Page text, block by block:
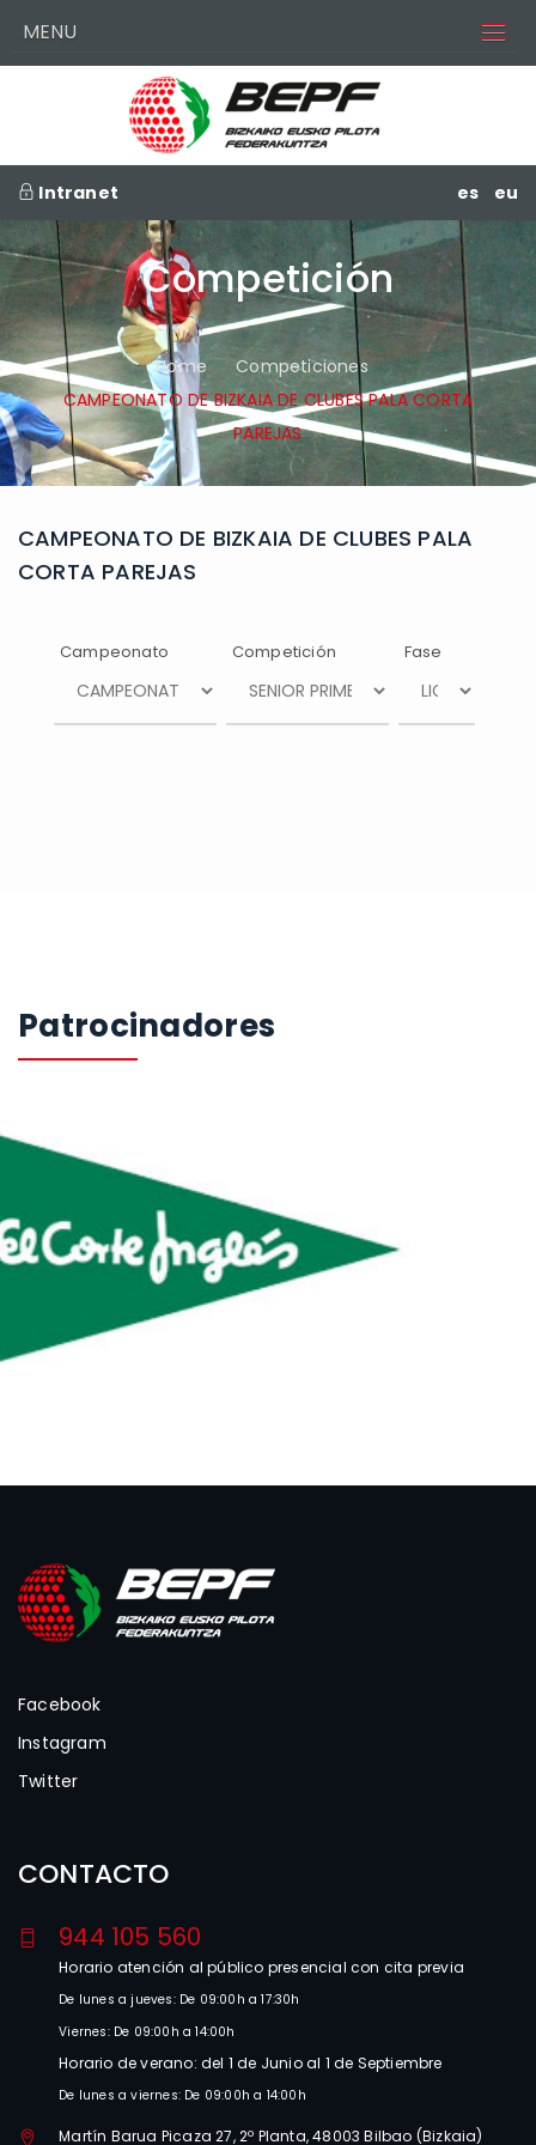
MENU
Intranet es eu
Competición
Home
Competiciones
CAMPEONATO DE BIZKAIA DE CLUBES PALA CORTA
PAREJAS
CAMPEONATO DE BIZKAIA DE CLUBES PALA
CORTA PAREJAS
Campeonato Competición Fase
Patrocinadores
Facebook
Instagram
Twitter
CONTACTO
944 105 560
Horario atención al público presencial con cita previa
De lunes a jueves: De 09:00h a 17:30h
Viernes: De 09:00h a 14:00h
Horario de verano: del 1 de Junio al 1 de Septiembre
De lunes a viernes: De 09:00h a 14:00h
Martín Barua Picaza 27, 2º Planta, 48003 Bilbao (Bizkaia)